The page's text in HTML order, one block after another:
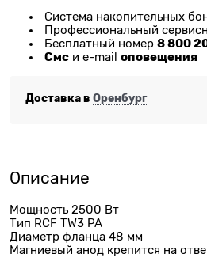
Система накопительных
Профессиональный
Бесплатный номер 8 800
Смс и e-mail оповещения
Доставка в Оренбург
Описание
Мощность 2500 Вт
Тип RCF TW3 PA
Диаметр фланца 48 мм
Магниевый анод крепится на